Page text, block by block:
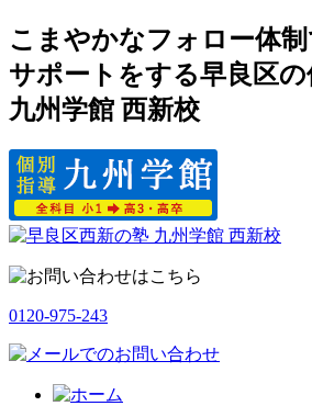
こまやかなフォロー体
サポートをする早良区
九州学館 西新校
0120-975-243